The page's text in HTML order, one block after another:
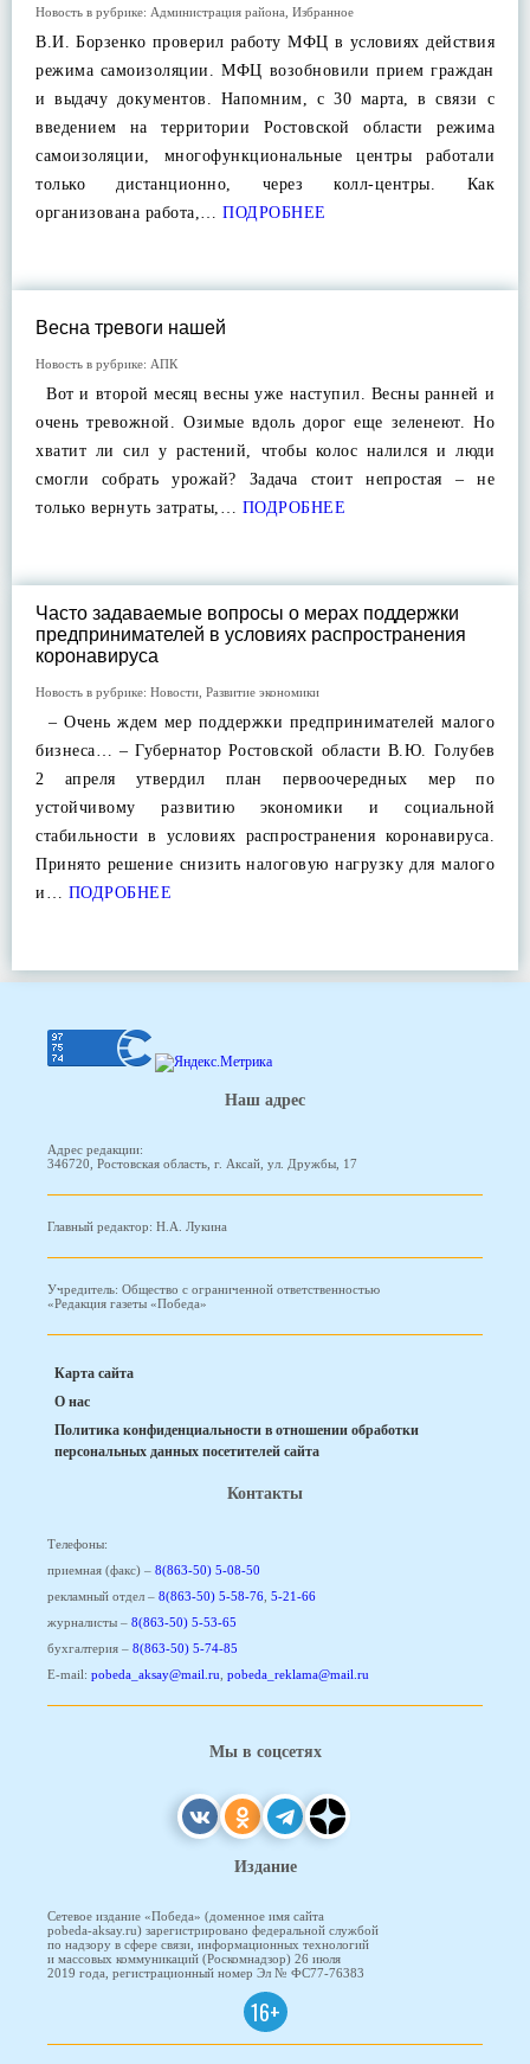
Новость в рубрике: Администрация района Избранное
В.И. Борзенко проверил работу МФЦ в условиях действия
режима самоизоляции. МФЦ возобновили прием граждан
и выдачу документов. Напомним, с 30 марта, в связи с
введением на территории Ростовской области режима
самоизоляции, многофункциональные центры работали
только дистанционно, через колл-центры. Как
организована работа,… ПОДРОБНЕЕ
Весна тревоги нашей
Новость в рубрике: АПК
Вот и второй месяц весны уже наступил. Весны ранней и
очень тревожной. Озимые вдоль дорог еще зеленеют. Но
хватит ли сил у растений, чтобы колос налился и люди
смогли собрать урожай? Задача стоит непростая – не
только вернуть затраты,… ПОДРОБНЕЕ
Часто задаваемые вопросы о мерах поддержки
предпринимателей в условиях распространения
коронавируса
Новость в рубрике: Новости Развитие экономики
– Очень ждем мер поддержки предпринимателей малого
бизнеса… – Губернатор Ростовской области В.Ю. Голубев
2 апреля утвердил план первоочередных мер по
устойчивому развитию экономики и социальной
стабильности в условиях распространения коронавируса.
Принято решение снизить налоговую нагрузку для малого
и… ПОДРОБНЕЕ
Наш адрес
Адрес редакции:
346720, Ростовская область, г. Аксай, ул. Дружбы, 17
Главный редактор: Н.А. Лукина
Учредитель: Общество с ограниченной ответственностью
«Редакция газеты «Победа»
Карта сайта
О нас
Политика конфиденциальности в отношении обработки
персональных данных посетителей сайта
Контакты
Телефоны:
приемная (факс) – 8(863-50) 5-08-50
рекламный отдел – 8(863-50) 5-58-76 5-21-66
журналисты – 8(863-50) 5-53-65
бухгалтерия – 8(863-50) 5-74-85
E-mail: pobeda_aksay@mail.ru pobeda_reklama@mail.ru
Мы в соцсетях
Издание
Сетевое издание «Победа» (доменное имя сайта
pobeda-aksay.ru) зарегистрировано федеральной службой
по надзору в сфере связи, информационных технологий
и массовых коммуникаций (Роскомнадзор) 26 июля
2019 года, регистрационный номер Эл № ФС77-76383
16+